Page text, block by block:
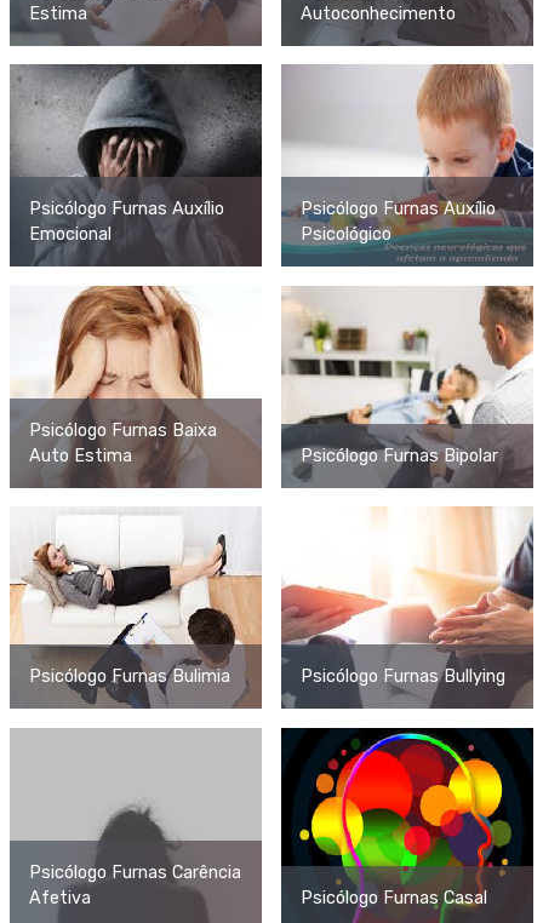
Estima
Autoconhecimento
Psicólogo Furnas Auxílio
Emocional
Psicólogo Furnas Auxílio
Psicológico
Psicólogo Furnas Baixa
Auto Estima
Psicólogo Furnas Bipolar
Psicólogo Furnas Bulimia Psicólogo Furnas Bullying
Psicólogo Furnas Carência
Afetiva
Psicólogo Furnas Casal